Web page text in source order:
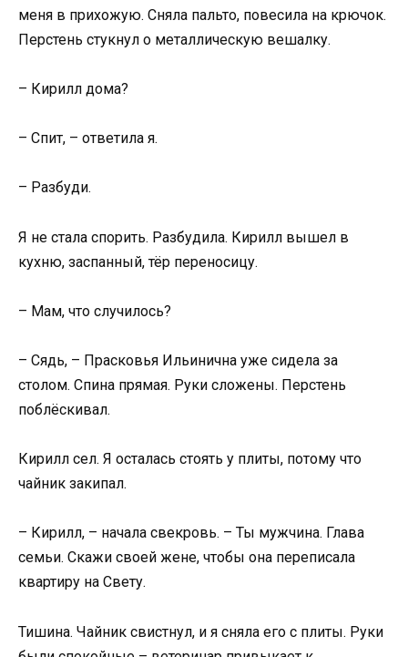
меня в прихожую. Сняла пальто, повесила на крючок.
Перстень стукнул о металлическую вешалку.
– Кирилл дома?
– Спит, – ответила я.
– Разбуди.
Я не стала спорить. Разбудила. Кирилл вышел в
кухню, заспанный, тёр переносицу.
– Мам, что случилось?
– Сядь, – Прасковья Ильинична уже сидела за
столом. Спина прямая. Руки сложены. Перстень
поблёскивал.
Кирилл сел. Я осталась стоять у плиты, потому что
чайник закипал.
– Кирилл, – начала свекровь. – Ты мужчина. Глава
семьи. Скажи своей жене, чтобы она переписала
квартиру на Свету.
Тишина. Чайник свистнул, и я сняла его с плиты. Руки